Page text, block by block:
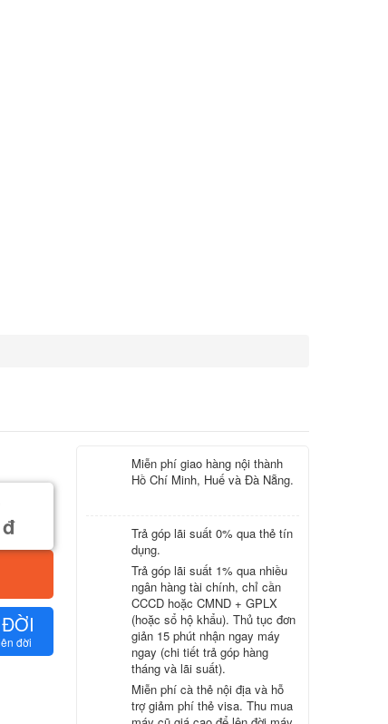
đời
Miễn phí giao hàng nội thành
Hồ Chí Minh, Huế và Đà Nẵng.
Trả góp lãi suất 0% qua thẻ tín
dụng.
Trả góp lãi suất 1% qua nhiều
ngân hàng tài chính, chỉ cần
CCCD hoặc CMND + GPLX
(hoặc sổ hộ khẩu). Thủ tục đơn
giản 15 phút nhận ngay máy
ngay (chi tiết trả góp hàng
tháng và lãi suất).
Miễn phí cà thẻ nội địa và hỗ
trợ giảm phí thẻ visa. Thu mua